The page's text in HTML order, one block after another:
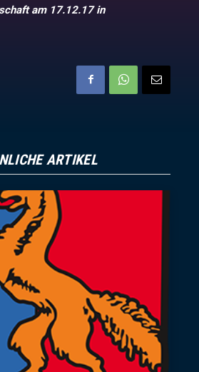
am 17.12.17 in
ARTIKEL